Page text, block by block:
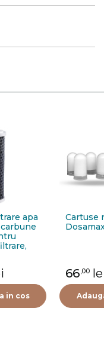
apa
substan
in cos
Cartuse
66,00